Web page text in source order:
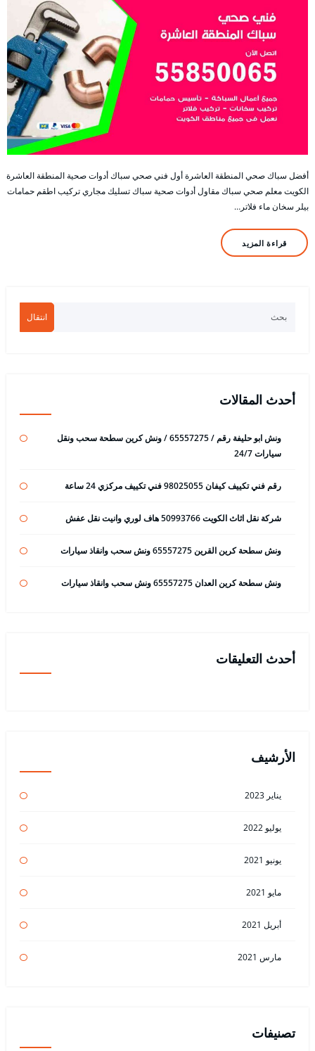
أفضل سباك صحي المنطقة العاشرة أول فني صحي سباك أدوات صحية المنطقة العاشرة
الكويت معلم صحي سباك مقاول أدوات صحية سباك تسليك مجاري تركيب اطقم حمامات
بيلر سخان ماء فلاتر…
قراءة المزيد
انتقال
أحدث المقالات
ونش ابو حليفة رقم / 65557275 / ونش كرين سطحة سحب ونقل
سيارات 24/7
رقم فني تكييف كيفان 98025055 فني تكييف مركزي 24 ساعة
شركة نقل اثاث الكويت 50993766 هاف لوري وانيت نقل عفش
ونش سطحة كرين القرين 65557275 ونش سحب وانقاذ سيارات
ونش سطحة كرين العدان 65557275 ونش سحب وانقاذ سيارات
أحدث التعليقات
الأرشيف
يناير 2023
يوليو 2022
يونيو 2021
مايو 2021
أبريل 2021
مارس 2021
تصنيفات